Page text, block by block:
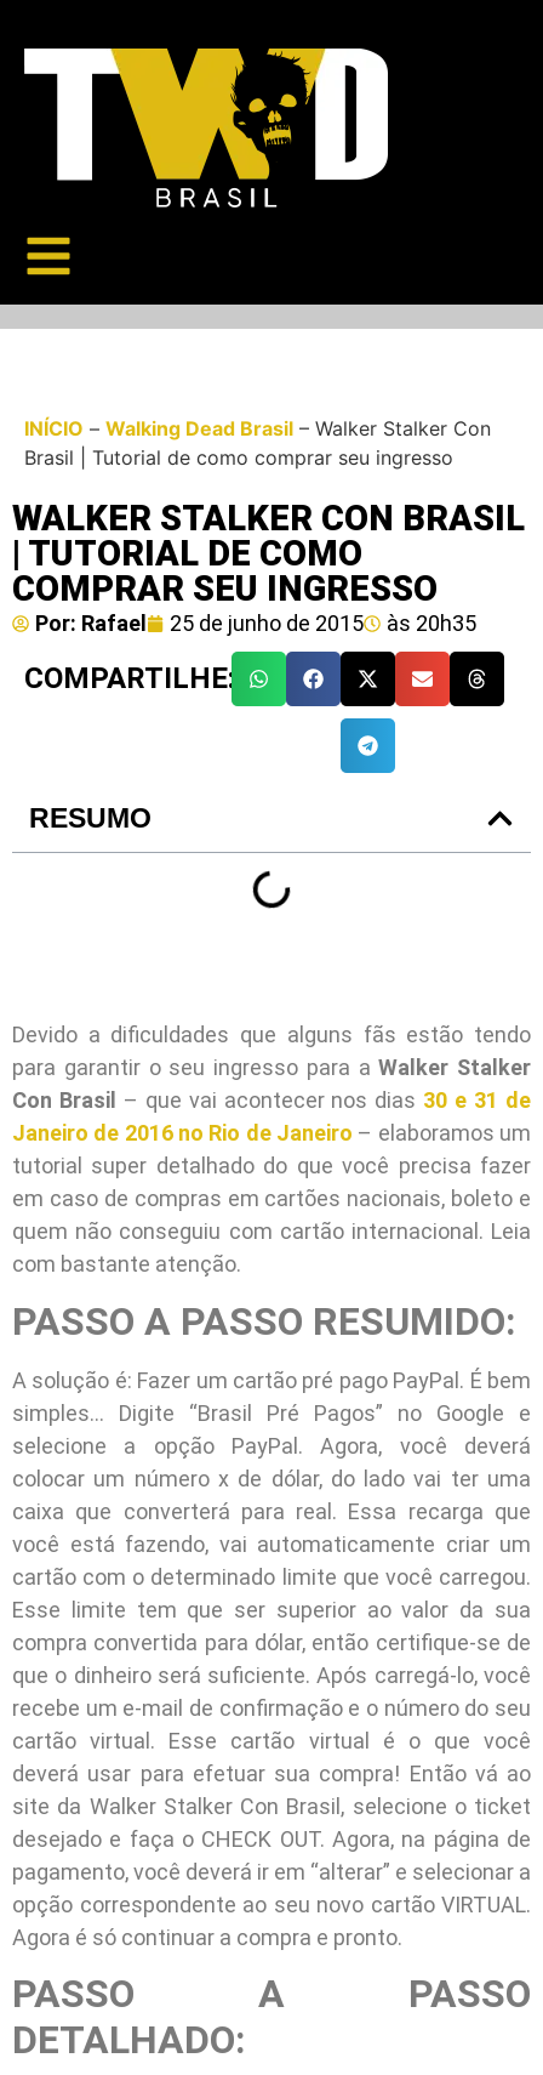
INÍCIO – Walking Dead Brasil – Walker Stalker Con
Brasil | Tutorial de como comprar seu ingresso
WALKER STALKER CON BRASIL
| TUTORIAL DE COMO
COMPRAR SEU INGRESSO
Por: Rafael 25 de junho de 2015 às 20h35
COMPARTILHE:
RESUMO
Devido a dificuldades que alguns fãs estão tendo
para garantir o seu ingresso para aWalker Stalker
Con Brasil – que vai acontecer nos dias 30 e 31 de
Janeiro de 2016 no Rio de Janeiro – elaboramos um
tutorial super detalhado do que você precisa fazer
em caso de compras em cartões nacionais, boleto e
quem não conseguiu com cartão internacional. Leia
com bastante atenção.
PASSO A PASSO RESUMIDO:
A solução é: Fazer um cartão pré pago PayPal. É bem
simples… Digite “Brasil Pré Pagos” no Google e
selecione a opção PayPal. Agora, você deverá
colocar um número x de dólar, do lado vai ter uma
caixa que converterá para real. Essa recarga que
você está fazendo, vai automaticamente criar um
cartão com o determinado limite que você carregou.
Esse limite tem que ser superior ao valor da sua
compra convertida para dólar, então certifique-se de
que o dinheiro será suficiente. Após carregá-lo, você
recebe um e-mail de confirmação e o número do seu
cartão virtual. Esse cartão virtual é o que você
deverá usar para efetuar sua compra! Então vá ao
site da Walker Stalker Con Brasil, selecione o ticket
desejado e faça o CHECK OUT. Agora, na página de
pagamento, você deverá ir em “alterar” e selecionar a
opção correspondente ao seu novo cartão VIRTUAL.
Agora é só continuar a compra e pronto.
PASSO A PASSO
DETALHADO: